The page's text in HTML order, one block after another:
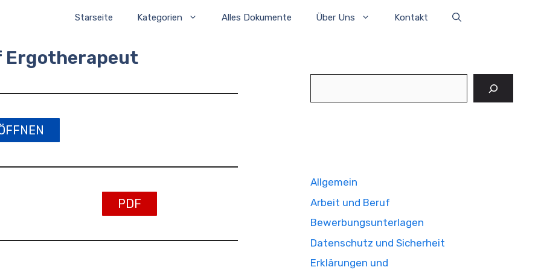
Starseite Kategorien Alles Dokumente Über Uns Kontakt
Ergotherapeut
PDF
Allgemein
Arbeit und Beruf
Bewerbungsunterlagen
Datenschutz und Sicherheit
Erklärungen und